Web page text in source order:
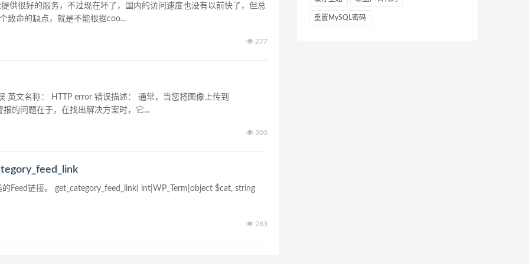
供很好的服务，不过现在坏了，国内的访问速度也没有以前快了，但总
致命的缺点，就是不能根据coo...
277
英文名称： HTTP error 错误描述： 通常，当您将图像上传到
的问题在于，在找出解决方案时，它...
300
Feed链接。 get_category_feed_link( int|WP_Term|object $cat, string
283
重置MySQL密码